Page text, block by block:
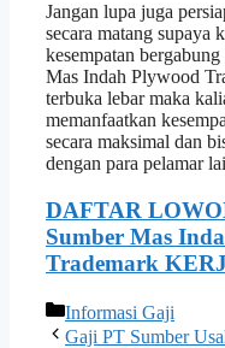
Jangan lupa juga
secara matang supaya
kesempatan
Mas Indah Plywood
terbuka lebar maka
memanfaatkan
secara maksimal dan
dengan para pelamar
DAFTAR
Sumber Mas
Trademark
Categories
Informasi Gaji
Gaji PT Sumber